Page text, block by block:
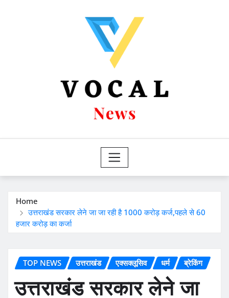
Home
उत्तराखंड सरकार लेने जा जा रही है 1000 करोड़ कर्ज,पहले से 60
हजार करोड़ का कर्जा
TOP NEWS उत्तराखंड एक्सक्लूसिव धर्म ब्रेकिंग
उत्तराखंड सरकार लेने जा